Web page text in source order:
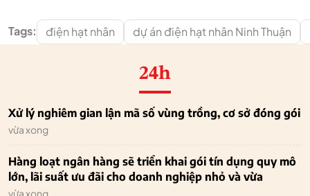
Tags: điện hạt nhân dự án điện hạt nhân Ninh Thuận
24h
Xử lý nghiêm gian lận mã số vùng trồng, cơ sở đóng gói
vừa xong
Hàng loạt ngân hàng sẽ triển khai gói tín dụng quy mô
lớn, lãi suất ưu đãi cho doanh nghiệp nhỏ và vừa
vừa xong